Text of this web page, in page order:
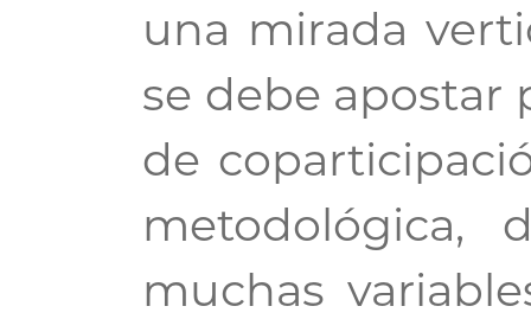
una mirada
se debe apostar
de
metodológica,
muchas